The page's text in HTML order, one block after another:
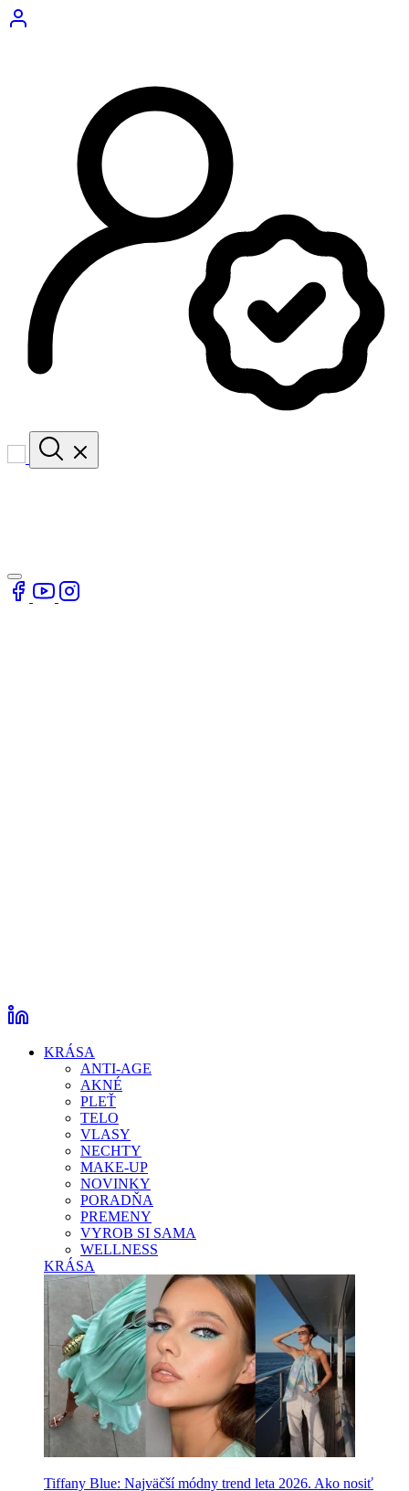
KRÁSA
ANTI-AGE
AKNÉ
PLEŤ
TELO
VLASY
NECHTY
MAKE-UP
NOVINKY
PORADŇA
PREMENY
VYROB SI SAMA
WELLNESS
KRÁSA
Tiffany Blue: Najväčší módny trend leta 2026. Ako nosiť